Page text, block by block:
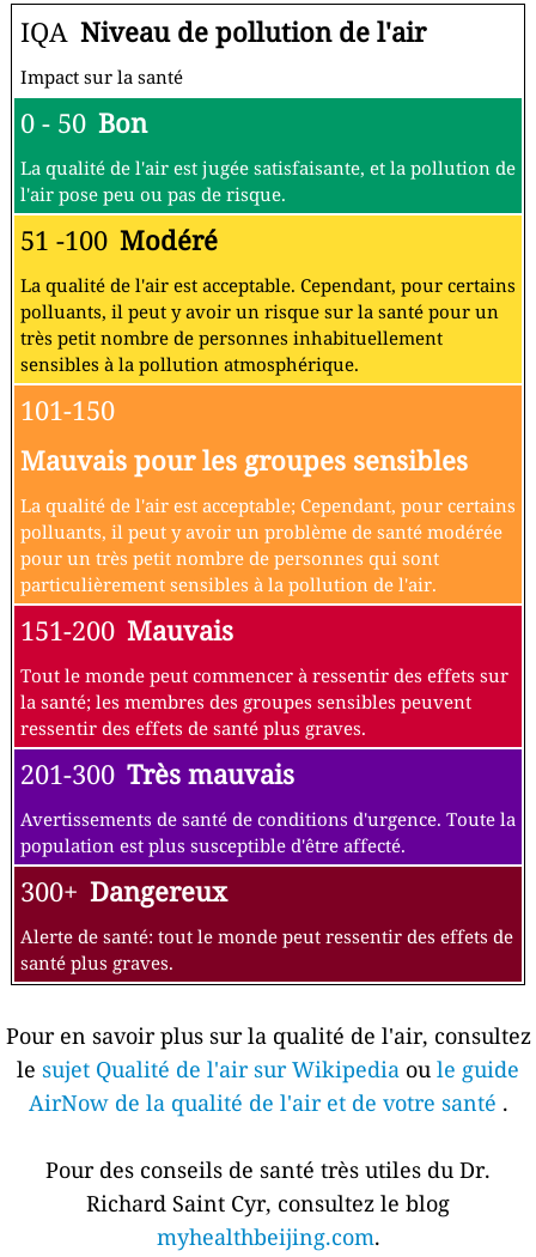
IQA Niveau de pollution de l'air
Impact sur la santé
0 - 50 Bon
La qualité de l'air est jugée satisfaisante, et la pollution de
l'air pose peu ou pas de risque.
51 -100 Modéré
La qualité de l'air est acceptable. Cependant, pour certains
polluants, il peut y avoir un risque sur la santé pour un
très petit nombre de personnes inhabituellement
sensibles à la pollution atmosphérique.
101-150
Mauvais pour les groupes sensibles
La qualité de l'air est acceptable; Cependant, pour certains
polluants, il peut y avoir un problème de santé modérée
pour un très petit nombre de personnes qui sont
particulièrement sensibles à la pollution de l'air.
151-200 Mauvais
Tout le monde peut commencer à ressentir des effets sur
la santé; les membres des groupes sensibles peuvent
ressentir des effets de santé plus graves.
201-300 Très mauvais
Avertissements de santé de conditions d'urgence. Toute la
population est plus susceptible d'être affecté.
300+ Dangereux
Alerte de santé: tout le monde peut ressentir des effets de
santé plus graves.
Pour en savoir plus sur la qualité de l'air, consultez
le sujet Qualité de l'air sur Wikipedia ou le guide
AirNow de la qualité de l'air et de votre santé .
Pour des conseils de santé très utiles du Dr.
Richard Saint Cyr, consultez le blog
myhealthbeijing.com.